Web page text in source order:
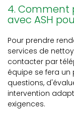
4. Comment
avec ASH
Pour prendre
services de
contacter par
équipe se fera
questions,
intervention
exigences.